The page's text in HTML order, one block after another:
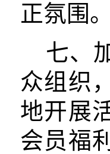
正氛围
七、
众组织
地开展
会员福